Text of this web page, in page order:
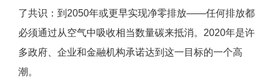
了共识：到2050年或更早实现净零排放——任何排放都
必须通过从空气中吸收相当数量碳来抵消。2020年是许
多政府、企业和金融机构承诺达到这一目标的一个高
潮。